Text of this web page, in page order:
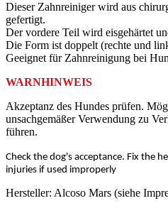
Dieser Zahnreiniger wird aus
gefertigt.
Der vordere Teil wird eisgehärtet
Die Form ist doppelt (rechte und
Geeignet für Zahnreinigung bei
WARNHINWEIS
Akzeptanz des Hundes prüfen.
unsachgemäßer Verwendung zu
führen.
Check the dog's acceptance. Fix the
injuries if used improperly
Hersteller: Alcoso Mars (siehe